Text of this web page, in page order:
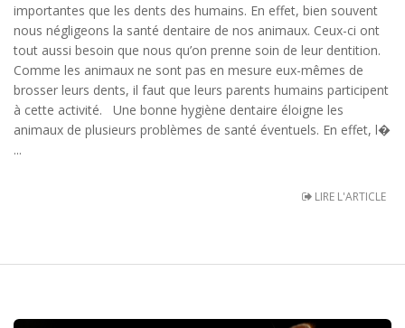
importantes que les dents des humains. En effet, bien souvent
nous négligeons la santé dentaire de nos animaux. Ceux-ci ont
tout aussi besoin que nous qu’on prenne soin de leur dentition.
Comme les animaux ne sont pas en mesure eux-mêmes de
brosser leurs dents, il faut que leurs parents humains participent
à cette activité. Une bonne hygiène dentaire éloigne les
animaux de plusieurs problèmes de santé éventuels. En effet, l�
...
LIRE L'ARTICLE